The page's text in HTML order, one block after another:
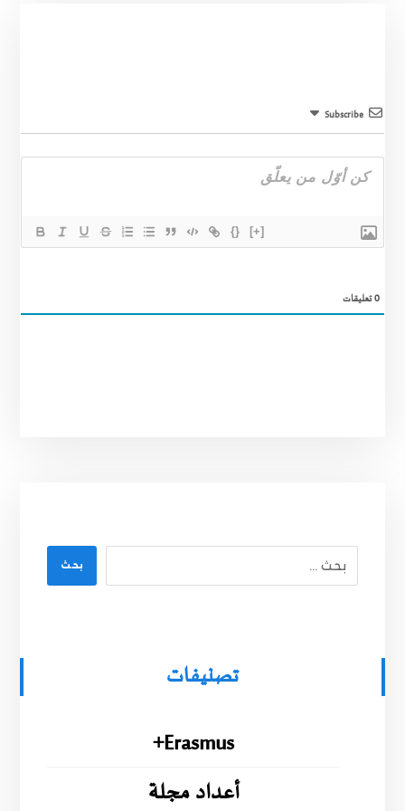
Subscribe
{} [+]
0تعليقات
بحث
تصنيفات
Erasmus+
أعداد مجلة